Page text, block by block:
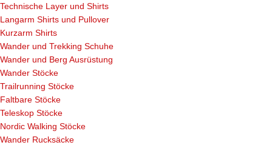
Technische Layer und Shirts
Langarm Shirts und Pullover
Kurzarm Shirts
Wander und Trekking Schuhe
Wander und Berg Ausrüstung
Wander Stöcke
Trailrunning Stöcke
Faltbare Stöcke
Teleskop Stöcke
Nordic Walking Stöcke
Wander Rucksäcke